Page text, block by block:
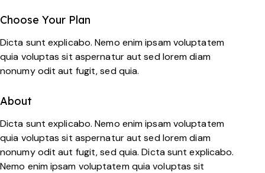
Choose Your Plan
Dicta sunt explicabo. Nemo enim ipsam voluptatem
quia voluptas sit aspernatur aut sed lorem diam
nonumy odit aut fugit, sed quia.
About
Dicta sunt explicabo. Nemo enim ipsam voluptatem
quia voluptas sit aspernatur aut sed lorem diam
nonumy odit aut fugit, sed quia. Dicta sunt explicabo.
Nemo enim ipsam voluptatem quia voluptas sit